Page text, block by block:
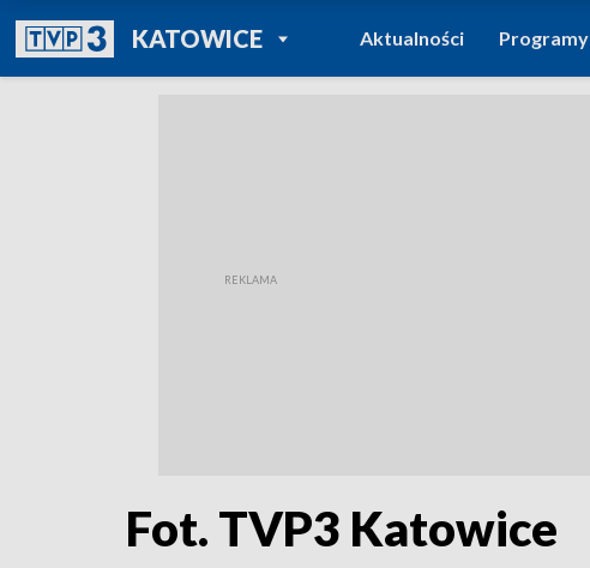
KATOWICEPOWRÓT DO
TVP REGIONY
Aktualności Programy
Fot. TVP3 Katowice